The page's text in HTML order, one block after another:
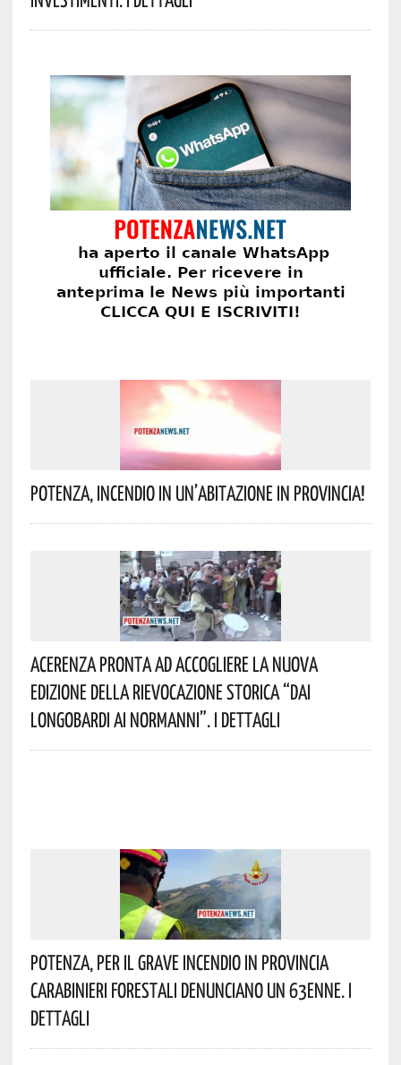
Potenza, Incendio In Un’abitazione In Provincia!
Acerenza Pronta Ad Accogliere La Nuova
Edizione Della Rievocazione Storica “Dai
Longobardi Ai Normanni”. I Dettagli
Potenza, Per Il Grave Incendio In Provincia
Carabinieri Forestali Denunciano Un 63enne. I
Dettagli